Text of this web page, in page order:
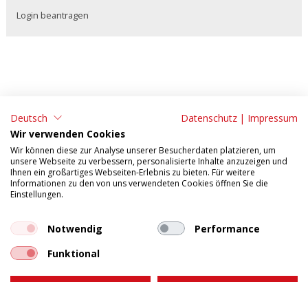
Login beantragen
ADRESSE:
Tonet AG
Aarefeldstrasse 18
4658 Däniken
Tel: 062 295 09 11
Fax: 062 295 09 55
E-Mail:verkauf@tonet.ch
Datenschutzerklärung
Deutsch Datenschutz | Impressum
Wir verwenden Cookies
Wir können diese zur Analyse unserer Besucherdaten platzieren, um
unsere Webseite zu verbessern, personalisierte Inhalte anzuzeigen und
Ihnen ein großartiges Webseiten-Erlebnis zu bieten. Für weitere
Informationen zu den von uns verwendeten Cookies öffnen Sie die
Einstellungen.
Notwendig
Performance
Funktional